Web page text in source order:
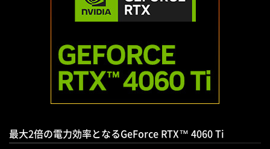
最大2倍の電力効率となるGeForce RTX™ 4060 Ti